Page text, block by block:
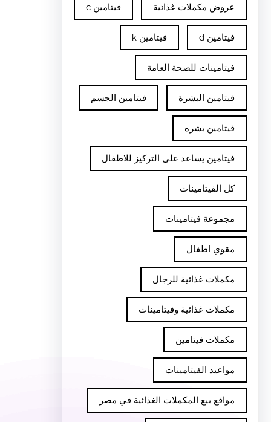
عروض مكملات غذائية فيتامين c
فيتامين d فيتامين k
فيتامينات للصحة العامة
فيتامين البشرة فيتامين الجسم
فيتامين بشره
فيتامين يساعد على التركيز للاطفال
كل الفيتامينات
مجموعة فيتامينات
مقوي اطفال
مكملات غذائية للرجال
مكملات غذائية وفيتامينات
مكملات فيتامين
مواعيد الفيتامينات
مواقع بيع المكملات الغذائية في مصر